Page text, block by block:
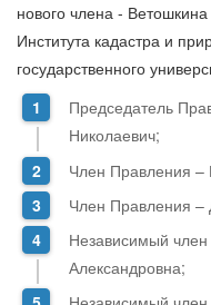
нового члена -
Института кадастра и
государственного
Председатель
Николаевич;
Член Правления –
Член Правления
Независимый
Александровна;